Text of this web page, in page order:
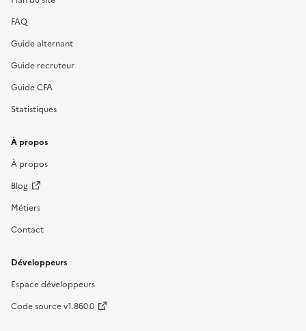
FAQ
Guide alternant
Guide recruteur
Guide CFA
Statistiques
À propos
À propos
Blog
Métiers
Contact
Développeurs
Espace développeurs
Code source v1.860.0